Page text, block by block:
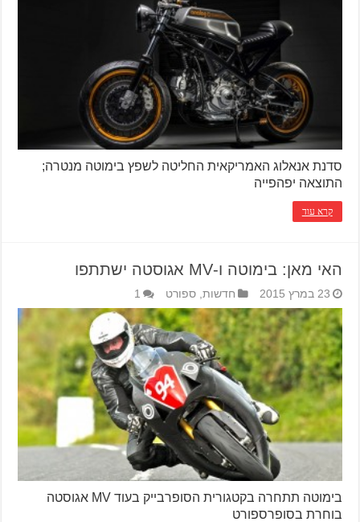
סדנת אנאלוג האמריקאית החליטה לשפץ בימוטה מנטרה;
התוצאה יפהפייה
קרא עוד
האי מאן: בימוטה ו-MV אגוסטה ישתתפו
23 במרץ 2015 חדשות,ספורט 1
בימוטה תתחרה בקטגורית הסופרבייק בעוד MV אגוסטה
בוחרת בסופרספורט